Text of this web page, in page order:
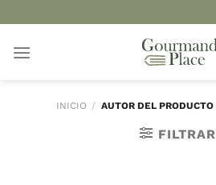
al
contenido
INICIO / AUTOR DEL PRODUCTO
FILTRAR